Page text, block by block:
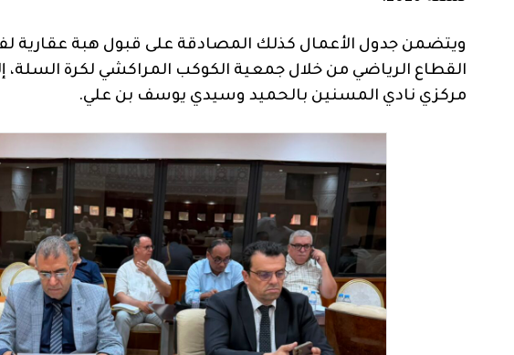
ويتضمن جدول الأعمال كذلك المصادقة على قبول هبة عقارية
القطاع الرياضي من خلال جمعية الكوكب المراكشي لكرة السلة،
مركزي نادي المسنين بالحميد وسيدي يوسف بن علي.